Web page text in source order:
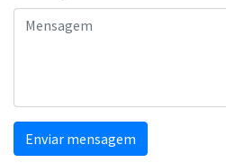
Enviar mensagem